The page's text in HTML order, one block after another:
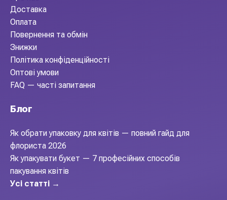
Доставка
Оплата
Повернення та обмін
Знижки
Політика конфіденційності
Оптові умови
FAQ — часті запитання
Блог
Як обрати упаковку для квітів — повний гайд для
флориста 2026
Як упакувати букет — 7 професійних способів
пакування квітів
Усі статті →